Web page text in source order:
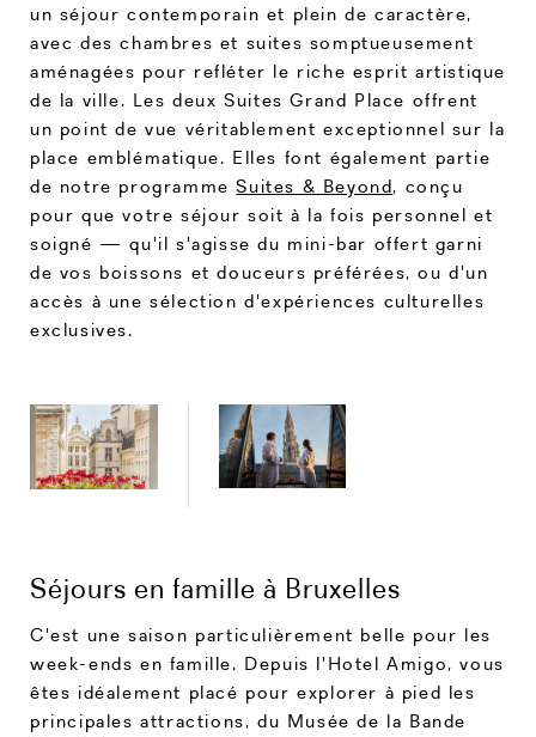
un séjour contemporain et plein de caractère,
avec des chambres et suites somptueusement
aménagées pour refléter le riche esprit artistique
de la ville. Les deux Suites Grand Place offrent
un point de vue véritablement exceptionnel sur la
place emblématique. Elles font également partie
de notre programmeSuites & Beyond, conçu
pour que votre séjour soit à la fois personnel et
soigné — qu'il s'agisse du mini-bar offert garni
de vos boissons et douceurs préférées, ou d'un
accès à une sélection d'expériences culturelles
exclusives.
Séjours en famille à Bruxelles
C'est une saison particulièrement belle pour les
week-ends en famille. Depuis l'Hotel Amigo, vous
êtes idéalement placé pour explorer à pied les
principales attractions, du Musée de la Bande